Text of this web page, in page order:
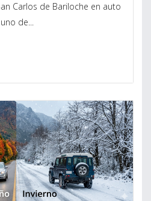
Carlos de Bariloche en auto
de...